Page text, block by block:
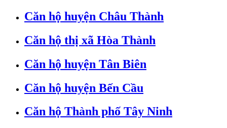
Căn hộ huyện Châu Thành
Căn hộ thị xã Hòa Thành
Căn hộ huyện Tân Biên
Căn hộ huyện Bến Cầu
Căn hộ Thành phố Tây Ninh